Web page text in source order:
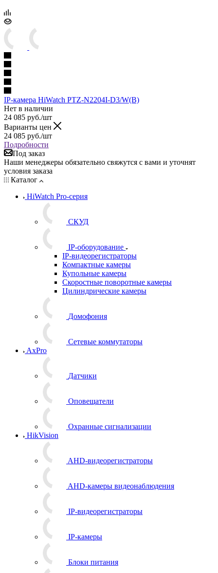
IP-камера HiWatch PTZ-N2204I-D3/W(B)
Нет в наличии
24 085 руб./шт
Варианты цен
24 085 руб./шт
Подробности
Под заказ
Наши менеджеры обязательно свяжутся с вами и уточнят
условия заказа
Каталог
HiWatch Pro-серия
CКУД
IP-оборудование
IP-видеорегистраторы
Компактные камеры
Купольные камеры
Скоростные поворотные камеры
Цилиндрические камеры
Домофония
Сетевые коммутаторы
AxPro
Датчики
Оповещатели
Охранные сигнализации
HikVision
AHD-видеорегистраторы
AHD-камеры видеонаблюдения
IP-видеорегистраторы
IP-камеры
Блоки питания